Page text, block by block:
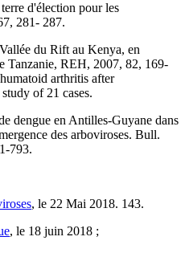
d'élection pour les
281- 287.
du Rift au Kenya, en
Tanzanie, REH, 2007, 82, 169-
arthritis after
of 21 cases.
dengue en Antilles-Guyane dans
des arboviroses. Bull.
793.
, le 22 Mai 2018. 143.
, le 18 juin 2018 ;